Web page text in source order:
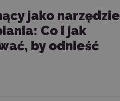
jako narzędzie
Co i jak
by odnieść